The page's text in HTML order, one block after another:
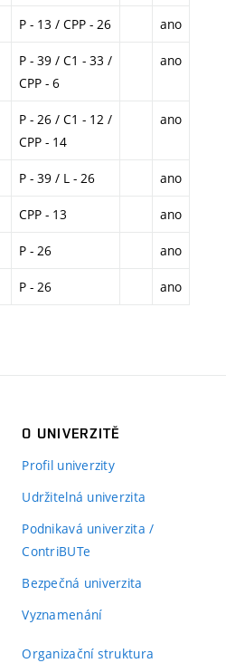
P - 13 / CPP - 26 ano
P - 39 / C1 - 33 /
CPP - 6
ano
P - 26 / C1 - 12 /
CPP - 14
ano
P - 39 / L - 26 ano
CPP - 13 ano
P - 26 ano
P - 26 ano
O UNIVERZITĚ
Profil univerzity
Udržitelná univerzita
Podnikavá univerzita /
ContriBUTe
Bezpečná univerzita
Vyznamenání
Organizační struktura